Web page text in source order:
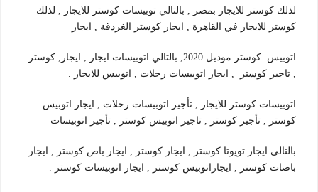
لذلك كوستر للايجار بمصر , بالتالي توبيسات كوستر للايجار , لذلك
كوستر للايجار في القاهرة , ايجار كوستر الغردقة , ايجار
اتوبيس كوستر موديل 2020, بالتالي اتوبيسات ايجار , ايجار, كوستر
, تاجير كوستر , ايجار اتوبيسات رحلات , اتوبيس للايجار .
اتوبيسات كوستر للايجار , تأجير اتوبيسات رحلات , ايجار اتوبيس
كوستر , تأجير كوستر , تاجير اتوبيس كوستر , تأجير اتوبيسات
بالتالي ايجار تويوتا كوستر , ايجار كوستر , ايجار باص كوستر , ايجار
باصات كوستر , ايجاراتوبيس كوستر , ايجار اتوبيسات كوستر .